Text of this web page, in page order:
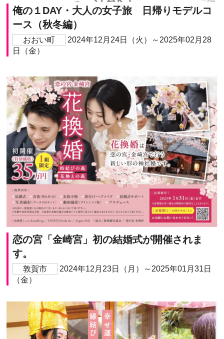
俺の１DAY・大人の女子旅 日帰りモデルコ
ース（秋冬編）
おおい町
2024年12月24日（火）～2025年02月28
日（金）
恋の宮「金崎宮」初の結婚式が開催されま
す。
敦賀市
2024年12月23日（月）～2025年01月31日
（金）